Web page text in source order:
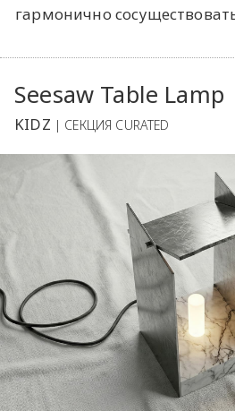
гармонично
Seesaw Table Lamp
KIDZ | СЕКЦИЯ CURATED